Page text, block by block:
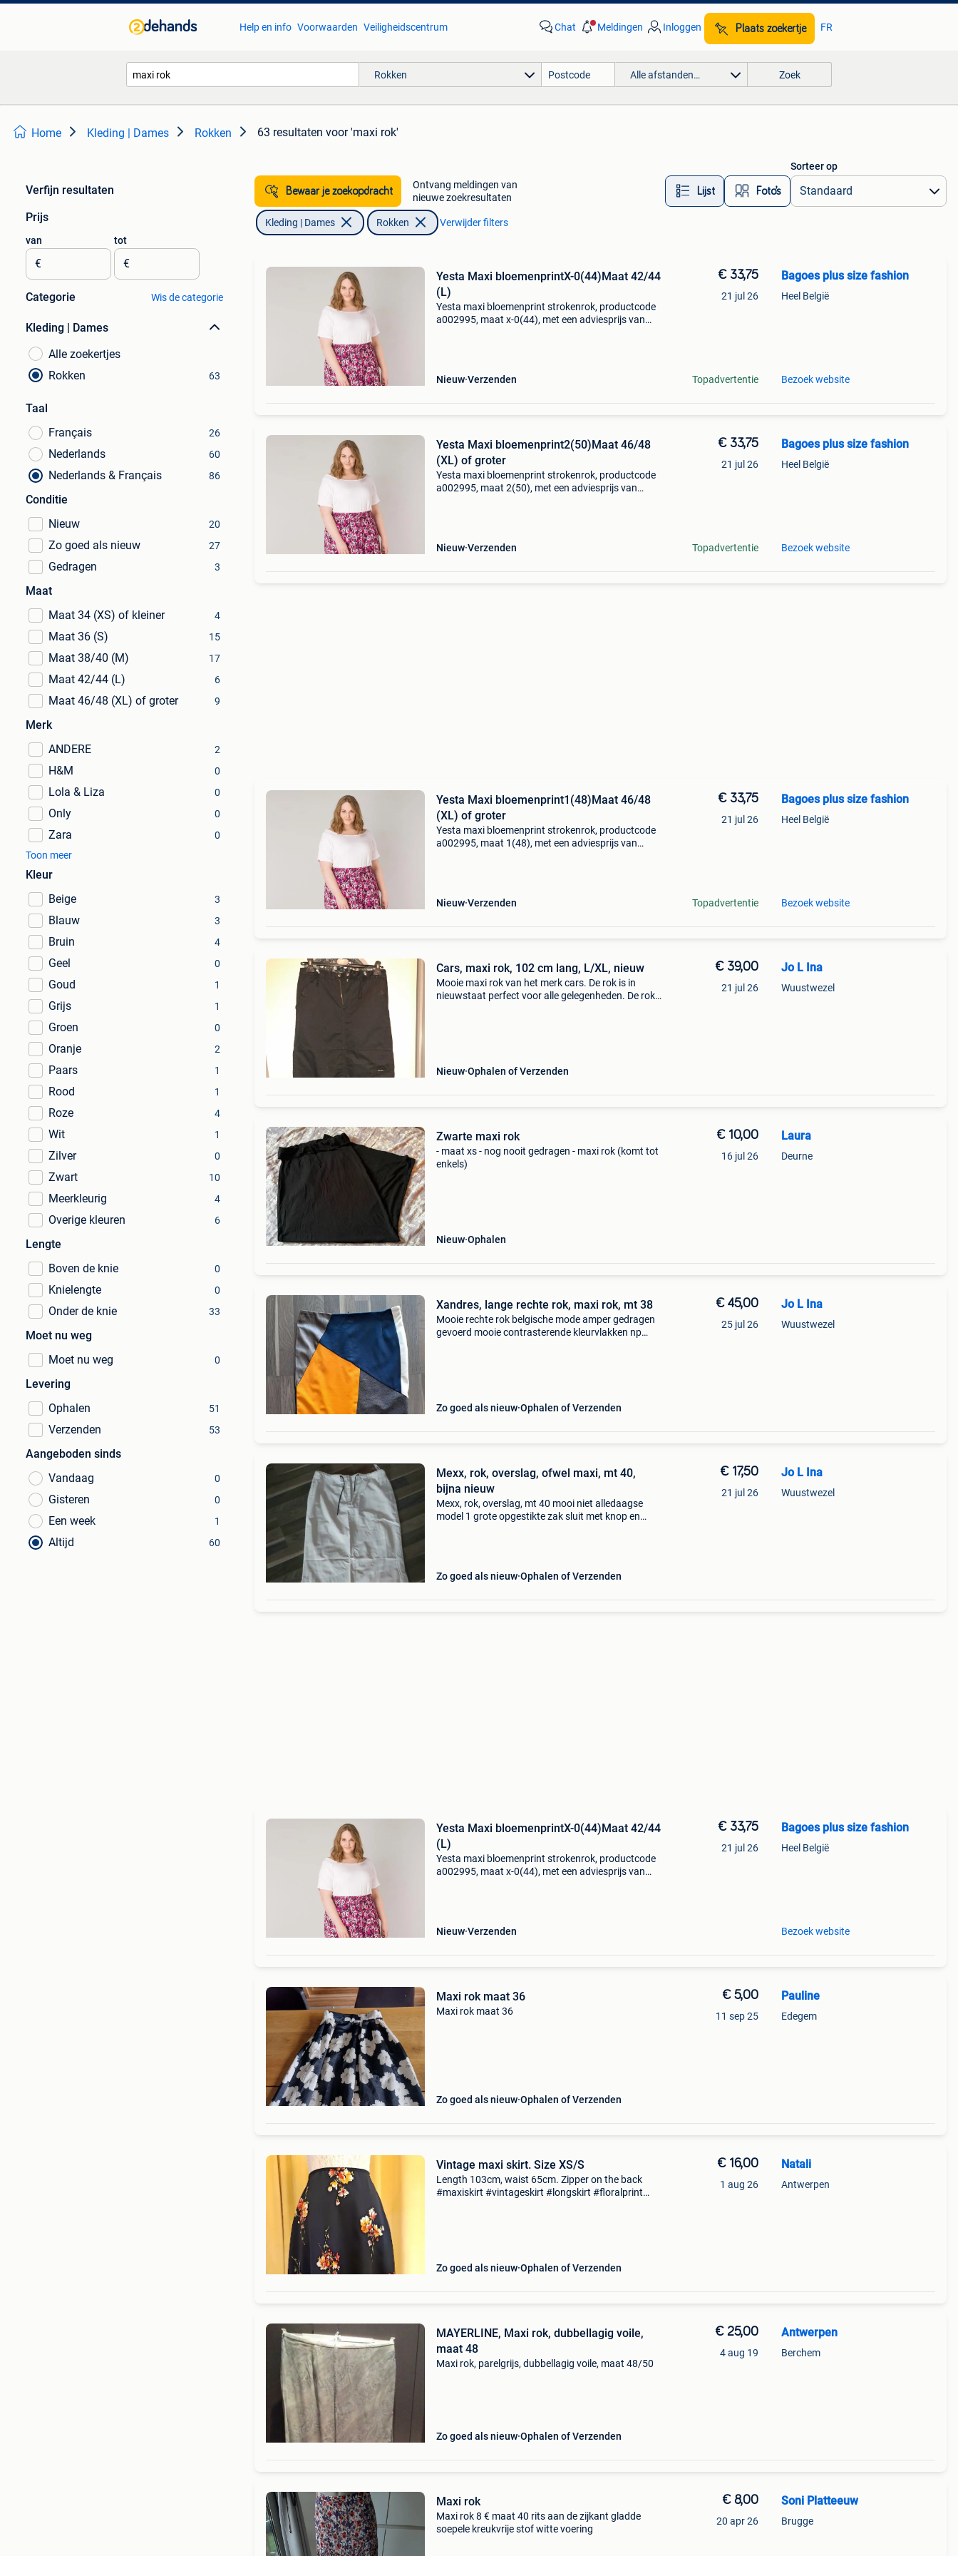
Help en info Voorwaarden Veiligheidscentrum Chat Meldingen Inloggen Plaats zoekertje FR
Rokken Alle afstanden… Zoek
Home Kleding | Dames Rokken 63 resultaten voor 'maxi rok'
Verfijn resultaten
Prijs
van
€
tot
€
Categorie Wis de categorie
Kleding | Dames
Alle zoekertjes
Rokken
63
Taal
Français
26
Nederlands 60
Nederlands & Français 86
Conditie
Nieuw
20
Zo goed als nieuw 27
Gedragen 3
Maat
Maat 34 (XS) of kleiner
4
Maat 36 (S) 15
Maat 38/40 (M) 17
Maat 42/44 (L) 6
Maat 46/48 (XL) of groter 9
Merk
ANDERE
2
H&M 0
Lola & Liza 0
Only 0
Zara
0
Toon meer
Kleur
Beige
3
Blauw 3
Bruin 4
Geel 0
Goud 1
Grijs 1
Groen 0
Oranje 2
Paars 1
Rood 1
Roze 4
Wit 1
Zilver 0
Zwart 10
Meerkleurig 4
Overige kleuren 6
Lengte
Boven de knie
0
Knielengte 0
Onder de knie 33
Moet nu weg
Moet nu weg
0
Levering
Ophalen
51
Verzenden 53
Aangeboden sinds
Vandaag
0
Gisteren 0
Een week 1
Altijd 60
Bewaar je zoekopdracht
Ontvang meldingen van
nieuwe zoekresultaten
Lijst Foto’s
Sorteer op
Kleding | Dames Rokken Verwijder filters
Yesta Maxi bloemenprintX-0(44)Maat 42/44
(L)
Yesta maxi bloemenprint strokenrok, productcode
a002995, maat x-0(44), met een adviesprijs van
Nieuw Verzenden
€ 33,75
21 jul 26
Topadvertentie
Bagoes plus size fashion
Heel België
Bezoek website
Yesta Maxi bloemenprint2(50)Maat 46/48
(XL) of groter
Yesta maxi bloemenprint strokenrok, productcode
a002995, maat 2(50), met een adviesprijs van
Nieuw Verzenden
€ 33,75
21 jul 26
Topadvertentie
Bagoes plus size fashion
Heel België
Bezoek website
Yesta Maxi bloemenprint1(48)Maat 46/48
(XL) of groter
Yesta maxi bloemenprint strokenrok, productcode
a002995, maat 1(48), met een adviesprijs van
Nieuw Verzenden
€ 33,75
21 jul 26
Topadvertentie
Bagoes plus size fashion
Heel België
Bezoek website
Cars, maxi rok, 102 cm lang, L/XL, nieuw
Mooie maxi rok van het merk cars. De rok is in
nieuwstaat perfect voor alle gelegenheden. De rok
Nieuw Ophalen of Verzenden
€ 39,00
21 jul 26
Jo L Ina
Wuustwezel
Zwarte maxi rok
- maat xs - nog nooit gedragen - maxi rok (komt tot
enkels)
Nieuw Ophalen
€ 10,00
16 jul 26
Laura
Deurne
Xandres, lange rechte rok, maxi rok, mt 38
Mooie rechte rok belgische mode amper gedragen
gevoerd mooie contrasterende kleurvlakken np
Zo goed als nieuw Ophalen of Verzenden
€ 45,00
25 jul 26
Jo L Ina
Wuustwezel
Mexx, rok, overslag, ofwel maxi, mt 40,
bijna nieuw
Mexx, rok, overslag, mt 40 mooi niet alledaagse
model 1 grote opgestikte zak sluit met knop en
Zo goed als nieuw Ophalen of Verzenden
€ 17,50
21 jul 26
Jo L Ina
Wuustwezel
Yesta Maxi bloemenprintX-0(44)Maat 42/44
(L)
Yesta maxi bloemenprint strokenrok, productcode
a002995, maat x-0(44), met een adviesprijs van
Nieuw Verzenden
€ 33,75
21 jul 26
Bagoes plus size fashion
Heel België
Bezoek website
Maxi rok maat 36
Maxi rok maat 36
Zo goed als nieuw Ophalen of Verzenden
€ 5,00
11 sep 25
Pauline
Edegem
Vintage maxi skirt. Size XS/S
Length 103cm, waist 65cm. Zipper on the back
#maxiskirt #vintageskirt #longskirt #floralprint
Zo goed als nieuw Ophalen of Verzenden
€ 16,00
1 aug 26
Natali
Antwerpen
MAYERLINE, Maxi rok, dubbellagig voile,
maat 48
Maxi rok, parelgrijs, dubbellagig voile, maat 48/50
Zo goed als nieuw Ophalen of Verzenden
€ 25,00
4 aug 19
Antwerpen
Berchem
Maxi rok
Maxi rok 8 € maat 40 rits aan de zijkant gladde
soepele kreukvrije stof witte voering
€ 8,00
20 apr 26
Soni Platteeuw
Brugge